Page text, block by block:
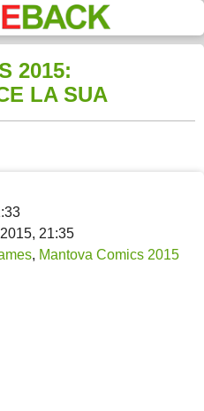
2015:
LA SUA
21:35
, Mantova Comics 2015